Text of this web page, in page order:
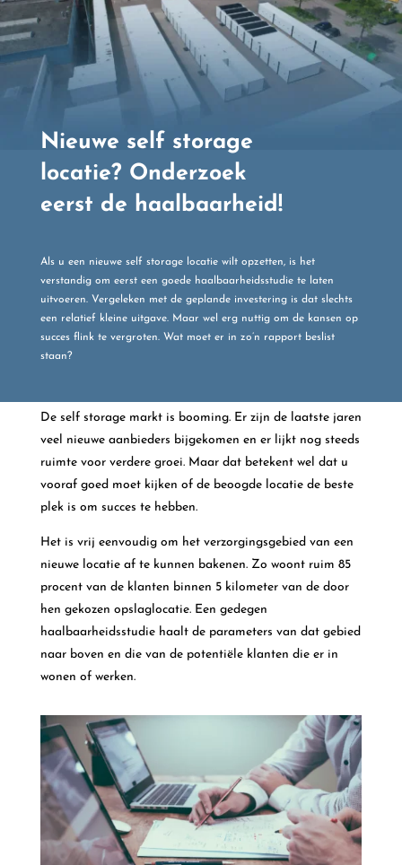
Nieuwe self storage
locatie? Onderzoek
eerst de haalbaarheid!
Als u een nieuwe self storage locatie wilt opzetten, is het
verstandig om eerst een goede haalbaarheidsstudie te laten
uitvoeren. Vergeleken met de geplande investering is dat slechts
een relatief kleine uitgave. Maar wel erg nuttig om de kansen op
succes flink te vergroten. Wat moet er in zo’n rapport beslist
staan?
De self storage markt is booming. Er zijn de laatste jaren
veel nieuwe aanbieders bijgekomen en er lijkt nog steeds
ruimte voor verdere groei. Maar dat betekent wel dat u
vooraf goed moet kijken of de beoogde locatie de beste
plek is om succes te hebben.
Het is vrij eenvoudig om het verzorgingsgebied van een
nieuwe locatie af te kunnen bakenen. Zo woont ruim 85
procent van de klanten binnen 5 kilometer van de door
hen gekozen opslaglocatie. Een gedegen
haalbaarheidsstudie haalt de parameters van dat gebied
naar boven en die van de potentiële klanten die er in
wonen of werken.